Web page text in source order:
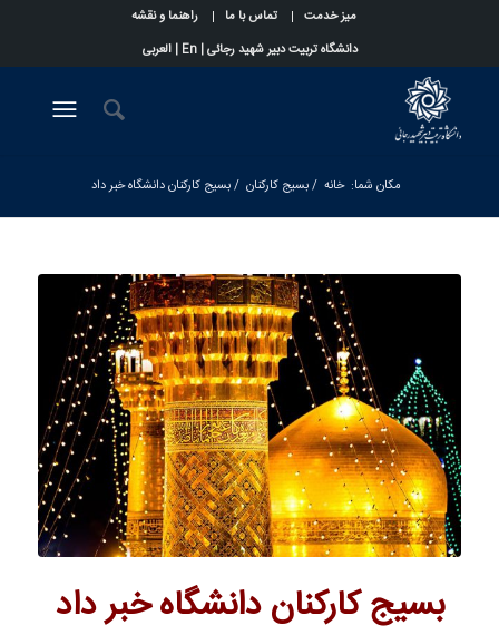
میز خدمت تماس با ما
راهنما و نقشه
دانشگاه تربیت دبیر شهید رجائی |En
|العربی
مکان شما: خانه /بسیج کارکنان /بسیج کارکنان دانشگاه خبر داد
بسیج کارکنان دانشگاه خبر داد